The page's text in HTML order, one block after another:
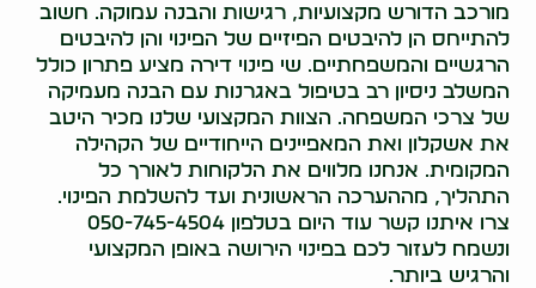
מורכב הדורש מקצועיות, רגישות והבנה עמוקה. חשוב
להתייחס הן להיבטים הפיזיים של הפינוי והן להיבטים
הרגשיים והמשפחתיים. שי פינוי דירה מציע פתרון כולל
המשלב ניסיון רב בטיפול באגרנות עם הבנה מעמיקה
של צרכי המשפחה. הצוות המקצועי שלנו מכיר היטב
את אשקלון ואת המאפיינים הייחודיים של הקהילה
המקומית. אנחנו מלווים את הלקוחות לאורך כל
התהליך, מההערכה הראשונית ועד להשלמת הפינוי.
צרו איתנו קשר עוד היום בטלפון 050-745-4504
ונשמח לעזור לכם בפינוי הירושה באופן המקצועי
והרגיש ביותר.